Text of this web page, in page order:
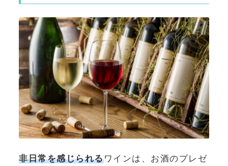
非日常を感じられるワインは、お酒のプレゼ